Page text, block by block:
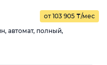
от 103 905 ₸/мес
автомат, полный,